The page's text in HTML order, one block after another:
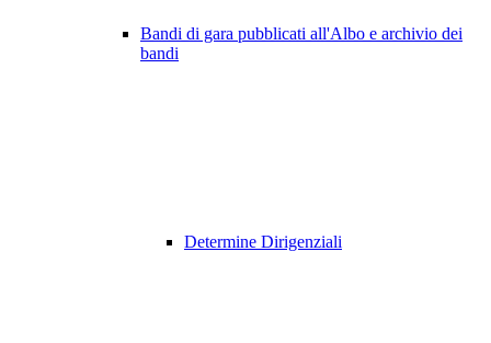
Bandi di gara pubblicati all'Albo e archivio dei
bandi
Determine Dirigenziali